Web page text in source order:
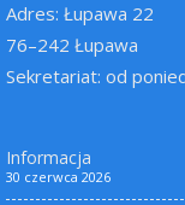
Adres: Łupawa 22
76–242 Łupawa
Sekretariat: od
Informacja
30 czerwca 2026